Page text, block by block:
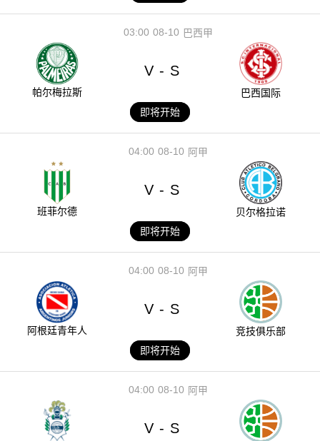
08-10
03:00 巴西甲
帕尔梅拉斯
V - S
巴西国际
即将开始
08-10
04:00 阿甲
班菲尔德
V - S
贝尔格拉诺
即将开始
08-10
04:00 阿甲
阿根廷青年人
V - S
竞技俱乐部
即将开始
08-10
04:00 阿甲
V - S